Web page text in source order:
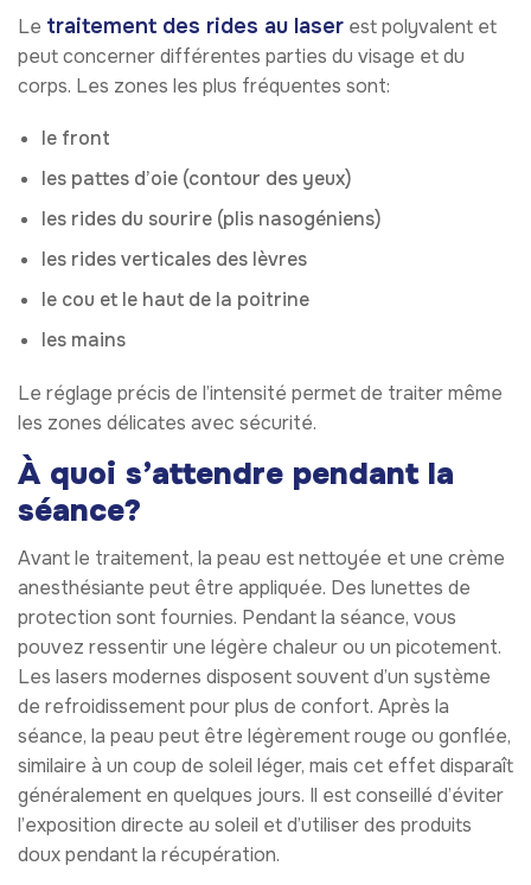
Le traitement des rides au laser est polyvalent et
peut concerner différentes parties du visage et du
corps. Les zones les plus fréquentes sont:
le front
les pattes d’oie (contour des yeux)
les rides du sourire (plis nasogéniens)
les rides verticales des lèvres
le cou et le haut de la poitrine
les mains
Le réglage précis de l’intensité permet de traiter même
les zones délicates avec sécurité.
À quoi s’attendre pendant la
séance?
Avant le traitement, la peau est nettoyée et une crème
anesthésiante peut être appliquée. Des lunettes de
protection sont fournies. Pendant la séance, vous
pouvez ressentir une légère chaleur ou un picotement.
Les lasers modernes disposent souvent d’un système
de refroidissement pour plus de confort. Après la
séance, la peau peut être légèrement rouge ou gonflée,
similaire à un coup de soleil léger, mais cet effet disparaît
généralement en quelques jours. Il est conseillé d’éviter
l’exposition directe au soleil et d’utiliser des produits
doux pendant la récupération.